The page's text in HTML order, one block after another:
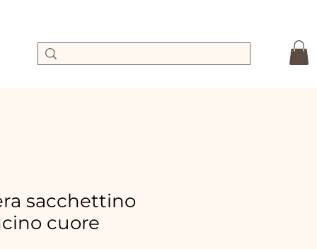
sacchettino
cuore